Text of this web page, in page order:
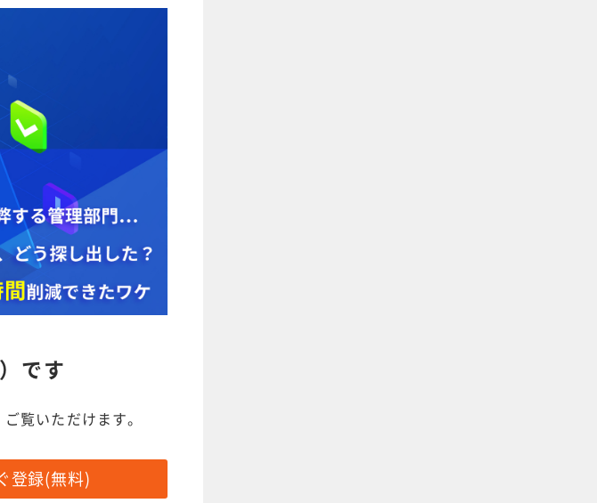
です
覧いただけます。
登録(無料)